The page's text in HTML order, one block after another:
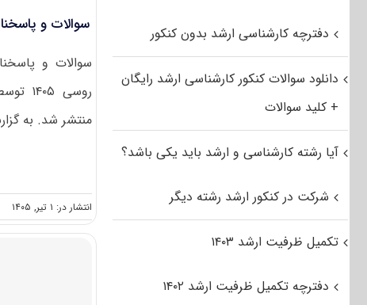
سوالات و
سوالات و
منتشر شد. به
انتشار در: ۱ تیر, ۱۴۰۵
دفترچه کارشناسی ارشد بدون کنکور
دانلود سوالات کنکور کارشناسی ارشد رایگان
+ کلید سوالات
آیا رشته کارشناسی و ارشد باید یکی باشد؟
شرکت در کنکور ارشد رشته دیگر
تکمیل ظرفیت ارشد ۱۴۰۳
دفترچه تکمیل ظرفیت ارشد ۱۴۰۲